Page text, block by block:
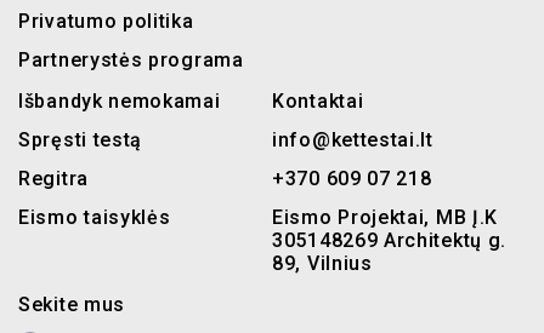
Privatumo politika
Partnerystės programa
Išbandyk nemokamai
Spręsti testą
Regitra
Eismo taisyklės
Sekite mus
Kontaktai
info@kettestai.lt
+370 609 07 218
Eismo Projektai, MB Į.K
305148269 Architektų g.
89, Vilnius